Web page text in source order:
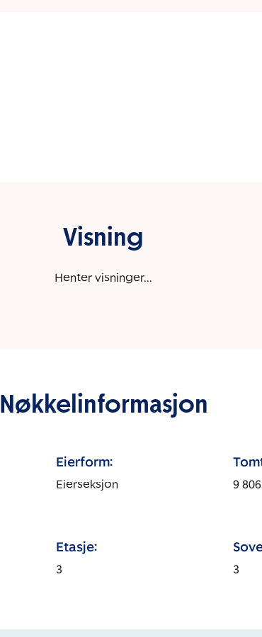
Visning
Henter visninger...
Nøkkelinformasjon
Eierform:
Eierseksjon 9 806
Etasje:
3 3